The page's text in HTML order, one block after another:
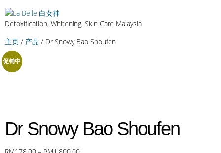
Detoxification, Whitening, Skin Care Malaysia
主页 / 产品 / Dr Snowy Bao Shoufen
促销中
Dr Snowy Bao Shoufen